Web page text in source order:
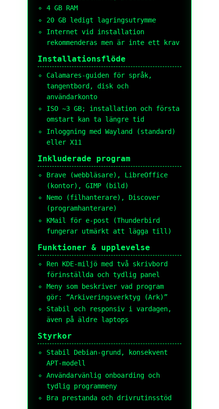
4 GB RAM
20 GB ledigt lagringsutrymme
Internet vid installation
rekommenderas men är inte ett krav
Installationsflöde
Calamares-guiden för språk,
tangentbord, disk och
användarkonto
ISO ~3 GB; installation och första
omstart kan ta längre tid
Inloggning med Wayland (standard)
eller X11
Inkluderade program
Brave (webbläsare), LibreOffice
(kontor), GIMP (bild)
Nemo (filhanterare), Discover
(programhanterare)
KMail för e-post (Thunderbird
fungerar utmärkt att lägga till)
Funktioner & upplevelse
Ren KDE-miljö med två skrivbord
förinställda och tydlig panel
Meny som beskriver vad program
gör: “Arkiveringsverktyg (Ark)”
Stabil och responsiv i vardagen,
även på äldre laptops
Styrkor
Stabil Debian-grund, konsekvent
APT-modell
Användarvänlig onboarding och
tydlig programmeny
Bra prestanda och drivrutinsstöd